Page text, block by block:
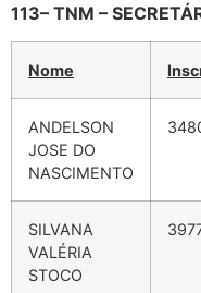
113– TNM –
Nome
ANDELSON
JOSE DO
NASCIMENTO
SILVANA
VALÉRIA
STOCO